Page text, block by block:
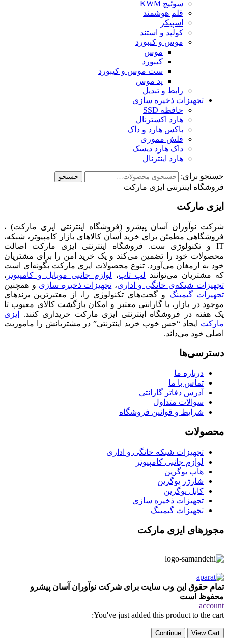
سوئیچ KWM
قلم هوشمند
اسپیکر
کولپد و استند
موس و کیبورد
موس
کیبورد
ست موس و کیبورد
پد موس
رابط و تبدیل
تجهیزات ذخیره سازی
حافظه SSD
هارد اکسترنال
باکس هارد و داک
فلش مموری
داک هارد دیسک
هارد اینترنال
جستجو برای: جستجو
فروشگاه اینترنتی ایزی مارکت
ایزی مارکت
شرکت نوآوران آسان پیشرو (فروشگاه اینترنتی ایزی مارکت) ،
فروشگاهی مطمئن برای خرید آسان کالاهای بازار کامپیوتر، شبکه،
IT و تکنولوژی ست. فروشگاه اینترنتی ایزی مارکت اصالت
محصولات خود را تضمین می‌کند و یک خرید امن را برای مشتریان
خود به ارمغان می‌آورد. تنوع محصولات ایزی مارکت بگونه‌ای است
که مشتریان می‌توانند لپ تاپ، لوازم جانبی موبایل و کامپیوتر ،
تجهیزات شبکه‌ی خانگی و اداری، تجهیزات ذخیره سازی و همچنین
تجهیزات گیمینگ و گجت‌های تکنولوژی را، از معتبرترین برندهای
موجود در بازار، با گارانتی معتبر و امکان بازگشت کالای معیوب تا
یک هفته در فروشگاه اینترنتی ایزی مارکت خریداری کنند.
ایزی
مارکت ایجاد “حس خوب خرید اینترنتی” در مشتریانش را ماموریت
اصلی خود می‌داند.
دسترسی‌ها
درباره ما
تماس با ما
آدرس دفاتر گارانتی
سوالات متداول
شرایط و قوانین فروشگاه
محصولات
تجهیزات شبکه خانگی و اداری
لوازم جانبی کامپیوتر
هاب یوگرین
شارژر یوگرین
کابل یوگرین
تجهیزات ذخیره سازی
تجهیزات گیمینگ
مجوزهای ایزی مارکت
تمام حقوق این وب سایت برای شرکت نوآوران آسان پیشرو
محفوظ است
account
You've just added this product to the cart:
View Cart
Continue